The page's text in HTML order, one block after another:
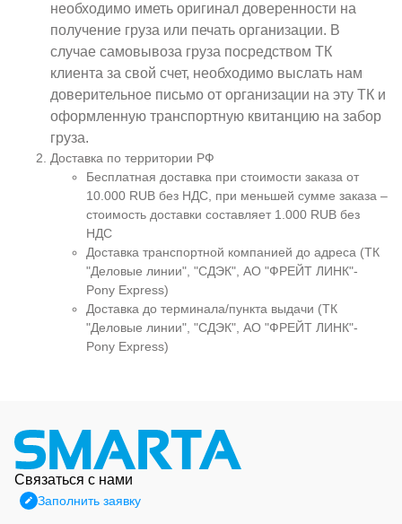
необходимо иметь оригинал доверенности на
получение груза или печать организации. В
случае самовывоза груза посредством ТК
клиента за свой счет, необходимо выслать нам
доверительное письмо от организации на эту ТК и
оформленную транспортную квитанцию на забор
груза.
Доставка по территории РФ
Бесплатная доставка при стоимости заказа от
10.000 RUB без НДС, при меньшей сумме заказа –
стоимость доставки составляет 1.000 RUB без
НДС
Доставка транспортной компанией до адреса (ТК
"Деловые линии", "СДЭК", АО "ФРЕЙТ ЛИНК"-
Pony Express)
Доставка до терминала/пункта выдачи (ТК
"Деловые линии", "СДЭК", АО "ФРЕЙТ ЛИНК"-
Pony Express)
Связаться с нами
Заполнить заявку